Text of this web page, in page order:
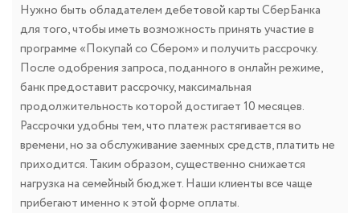
Нужно быть обладателем дебетовой карты СберБанка
для того, чтобы иметь возможность принять участие в
программе «Покупай со Сбером» и получить рассрочку.
После одобрения запроса, поданного в онлайн режиме,
банк предоставит рассрочку, максимальная
продолжительность которой достигает 10 месяцев.
Рассрочки удобны тем, что платеж растягивается во
времени, но за обслуживание заемных средств, платить не
приходится. Таким образом, существенно снижается
нагрузка на семейный бюджет. Наши клиенты все чаще
прибегают именно к этой форме оплаты.